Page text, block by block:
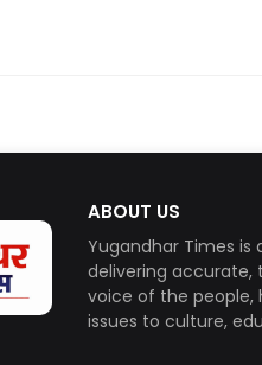
ABOUT US
Yugandhar Times
delivering accurate,
voice of the
issues to culture,